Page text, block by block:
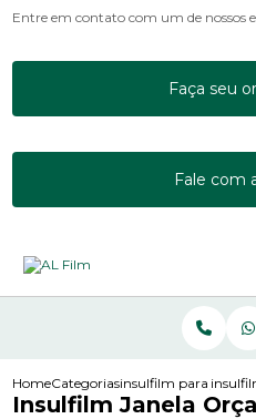
Entre em contato com um de nossos
Faça seu
Fale com
HomeCategoriasinsulfilm para janelas
Insulfilm Janela